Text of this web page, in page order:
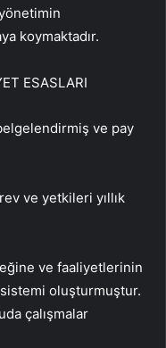
koymaktadır.
ESASLARI
ve pay
ve yetkileri yıllık
ve faaliyetlerinin
sistemi oluşturmuştur.
çalışmalar